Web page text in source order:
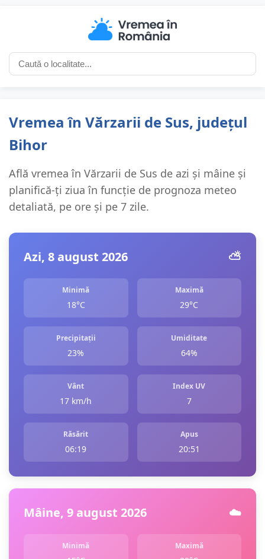
Vremea în Vărzarii de Sus, județul
Bihor
Află vremea în Vărzarii de Sus de azi și mâine și
planifică-ți ziua în funcție de prognoza meteo
detaliată, pe ore și pe 7 zile.
Azi, 8 august 2026 ⛅️
Minimă
18°C
Maximă
29°C
Precipitații
23%
Umiditate
64%
Vânt
17 km/h
Index UV
7
Răsărit
06:19
Apus
20:51
Mâine, 9 august 2026 ☁️
Minimă Maximă